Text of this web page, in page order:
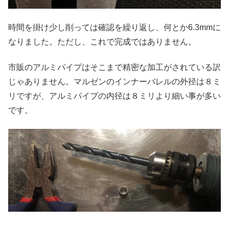
時間を掛け少し削っては確認を繰り返し、何とか6.3mmに
なりました。ただし、これで完成ではありません。
市販のアルミパイプはそこまで精密な加工がされている訳
じゃありません。マルゼンのインナーバレルの外径は８ミ
リですが、アルミパイプの内径は８ミリより細い事が多い
です。